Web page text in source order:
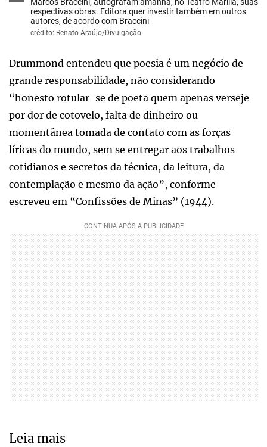
respectivas obras. Editora quer investir também em outros
autores, de acordo com Braccini
crédito: Renato Araújo/Divulgação
Drummond entendeu que poesia é um negócio de
grande responsabilidade, não considerando
“honesto rotular-se de poeta quem apenas verseje
por dor de cotovelo, falta de dinheiro ou
momentânea tomada de contato com as forças
líricas do mundo, sem se entregar aos trabalhos
cotidianos e secretos da técnica, da leitura, da
contemplação e mesmo da ação”, conforme
escreveu em “Confissões de Minas” (1944).
Leia mais